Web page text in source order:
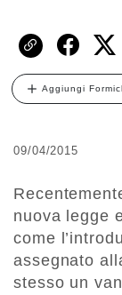
Aggiungi
09/04/2015
nuova legge
come
assegnato
stesso un